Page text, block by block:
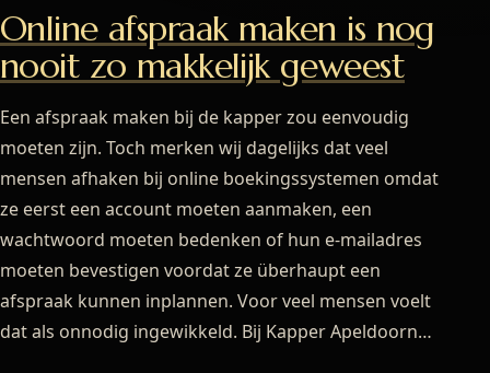
Online afspraak maken is nog
nooit zo makkelijk geweest
Een afspraak maken bij de kapper zou eenvoudig
moeten zijn. Toch merken wij dagelijks dat veel
mensen afhaken bij online boekingssystemen omdat
ze eerst een account moeten aanmaken, een
wachtwoord moeten bedenken of hun e-mailadres
moeten bevestigen voordat ze überhaupt een
afspraak kunnen inplannen. Voor veel mensen voelt
dat als onnodig ingewikkeld. Bij Kapper Apeldoorn…